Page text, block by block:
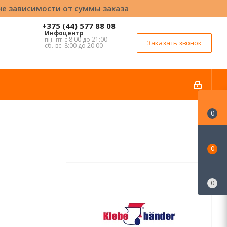
зависимости от суммы заказа
+375 (44) 577 88 08
Инфоцентр
пн.-пт. с 8:00 до 21:00
сб.-вс. 8:00 до 20:00 Заказать звонок
0
0
0